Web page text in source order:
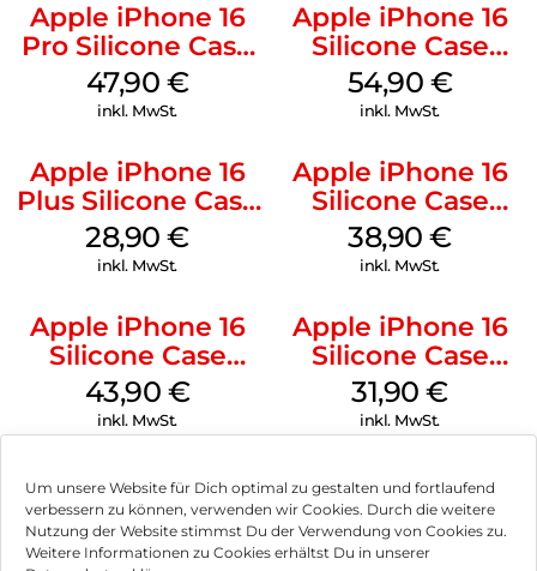
Um unsere Website für Dich optimal zu gestalten und fortlaufend
verbessern zu können, verwenden wir Cookies. Durch die weitere
Nutzung der Website stimmst Du der Verwendung von Cookies zu.
Weitere Informationen zu Cookies erhältst Du in unserer
Apple iPhone 16
Pro Silicone Case
MagSafe Denim
47,90 €
inkl. MwSt.
Apple iPhone 16
Silicone Case
MagSafe Lake
Green
54,90 €
inkl. MwSt.
Apple iPhone 16
Plus Silicone Case
MagSafe Black
28,90€
inkl. MwSt.
Apple iPhone 16
Silicone Case
MagSafe
Ultramarine
38,90€
inkl. MwSt.
Apple iPhone 16
Silicone Case
MagSafe Plum
43,90 €
inkl. MwSt.
Apple iPhone 16
Silicone Case
MagSafe Fuchsia
31,90€
inkl. MwSt.
Impressum